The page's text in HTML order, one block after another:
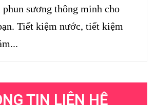
sương thông minh cho
Tiết kiệm nước, tiết kiệm
TIN LIÊN HỆ